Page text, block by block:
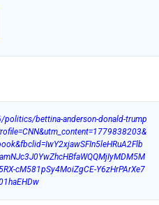
bettina-anderson-donald-trump
cM581pSy4MoiZgCE-Y6zHrPArXe7